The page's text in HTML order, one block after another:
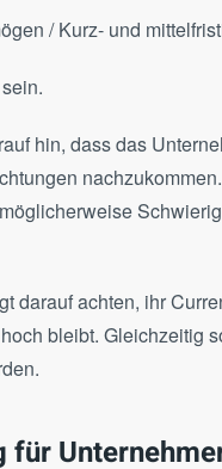
/ Kurz- und
sein.
hin, dass das
darauf achten, ihr
bleibt. Gleichzeitig